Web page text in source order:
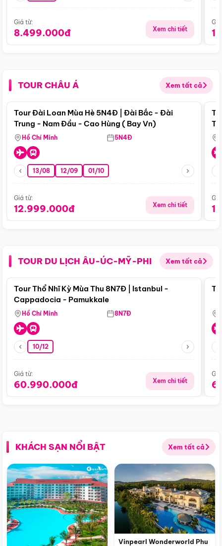
Giá từ:
8.499.000đ Xem chi tiết
TOUR CHÂU Á Xem tất cả
Điểm nổi bật
Tour Đài Loan Mùa Hè 5N4Đ | Đài Bắc - Đài
Trung - Nam Đầu - Cao Hùng ( Bay Vn)
Hồ Chí Minh 5N4Đ
13/08 12/09 01/10
Giá từ:
12.999.000đ Xem chi tiết
TOUR DU LỊCH ÂU-ÚC-MỸ-PHI Xem tất cả
Điểm nổi bật
Tour Thổ Nhĩ Kỳ Mùa Thu 8N7Đ | Istanbul -
Cappadocia - Pamukkale
Hồ Chí Minh 8N7Đ
10/12
Giá từ:
60.990.000đ Xem chi tiết
KHÁCH SẠN NỔI BẬT Xem tất cả
Vinpearl Wonderworld Phu